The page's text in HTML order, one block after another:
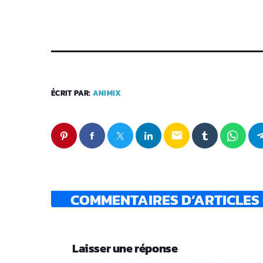
ÉCRIT PAR: ANIMIX
email
COMMENTAIRES
Laisser une réponse